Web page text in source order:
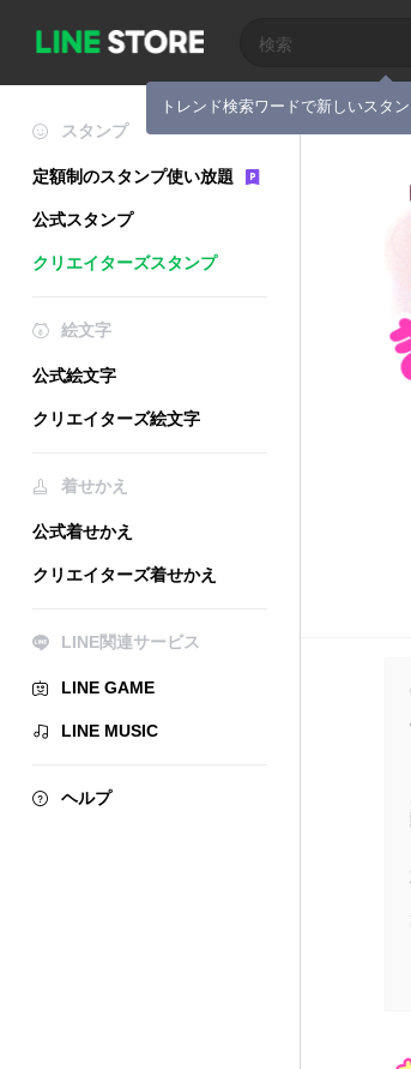
トレンド検索ワードで新しいスタ
スタンプ
定額制のスタンプ使い放題
公式スタンプ
クリエイターズスタンプ
絵文字
公式絵文字
クリエイターズ絵文字
着せかえ
公式着せかえ
クリエイターズ着せかえ
LINE関連サービス
LINE GAME
LINE MUSIC
ヘルプ